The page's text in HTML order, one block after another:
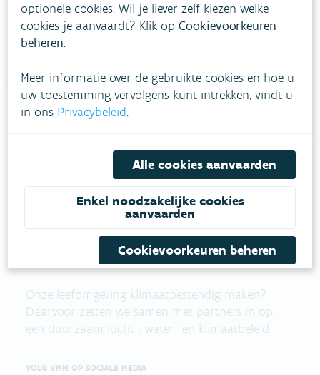
Bekijk het overzicht van meestgestelde vragen
contactformulier in
Bel gratis 1700
MILIEUMAATSCHAPPIJ
Onze leefomgeving klimaatbestendig maken?
Daarvoor zetten we samen met partners in op
een duurzaam lucht-, water- en klimaatbeleid.
VOLG VMM OP SOCIALE MEDIA
optionele cookies. Wil je liever zelf kiezen welke
cookies je aanvaardt? Klik opCookievoorkeuren
beheren.
Meer informatie over de gebruikte cookies en hoe u
uw toestemming vervolgens kunt intrekken, vindt u
in ons Privacybeleid.
Alle cookies aanvaarden
Enkel noodzakelijke cookies
aanvaarden
Cookievoorkeuren beheren